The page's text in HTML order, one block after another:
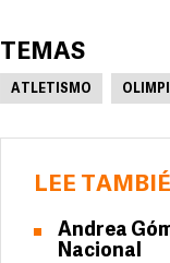
TEMAS
ATLETISMO
LEE
Andrea
Nacional